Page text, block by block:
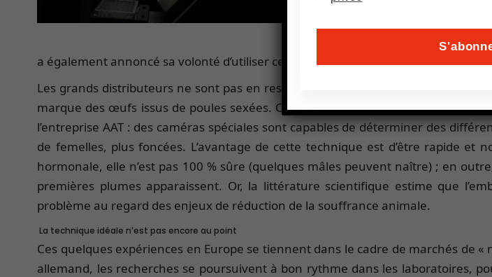
Pour l’instant, il est utilisé par
« sauver » les poules à la fin de
a également annoncé sa volonté d’utiliser ce procédé et de sortir ses premiers
Les grands distributeurs ne sont pas en reste sur ce sujet : début février 2020,
marque des œufs issus de poules sexées. Cette fois, c’est une autre
l’entreprise AAT : des caméras spéciales sont capables de déterminer des
de femelles, plus foncées. L’avantage de cette technique est d’être rapide
hormonale, elle n’est pas 100 % sûre (quelques mâles peuvent naître) ; en
premières plumes apparaissent. Or, la littérature scientifique estime que
problème au regard des enjeux de réduction de la souffrance animale.
La technique idéale n’est pas encore au point
Ces quelques expériences en Europe se tiennent dans le cadre de marchés de
allemand, les recherches se poursuivent à bon rythme dans les laboratoires,